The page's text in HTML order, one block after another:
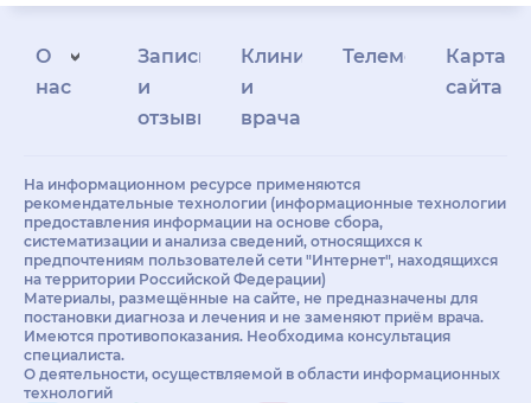
О
нас
Запись
и
отзывы
Клиникам
и
врачам
Телемедицина
Карта
сайта
На информационном ресурсе применяются
рекомендательные технологии (информационные технологии
предоставления информации на основе сбора,
систематизации и анализа сведений, относящихся к
предпочтениям пользователей сети "Интернет", находящихся
на территории Российской Федерации)
Материалы, размещённые на сайте, не предназначены для
постановки диагноза и лечения и не заменяют приём врача.
Имеются противопоказания. Необходима консультация
специалиста.
О деятельности, осуществляемой в области информационных
технологий